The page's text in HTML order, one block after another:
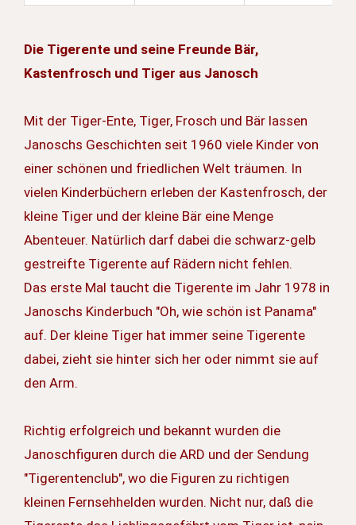
Die Tigerente und seine Freunde Bär,
Kastenfrosch und Tiger aus Janosch
Mit der Tiger-Ente, Tiger, Frosch und Bär lassen
Janoschs Geschichten seit 1960 viele Kinder von
einer schönen und friedlichen Welt träumen. In
vielen Kinderbüchern erleben der Kastenfrosch, der
kleine Tiger und der kleine Bär eine Menge
Abenteuer. Natürlich darf dabei die schwarz-gelb
gestreifte Tigerente auf Rädern nicht fehlen.
Das erste Mal taucht die Tigerente im Jahr 1978 in
Janoschs Kinderbuch "Oh, wie schön ist Panama"
auf. Der kleine Tiger hat immer seine Tigerente
dabei, zieht sie hinter sich her oder nimmt sie auf
den Arm.
Richtig erfolgreich und bekannt wurden die
Janoschfiguren durch die ARD und der Sendung
"Tigerentenclub", wo die Figuren zu richtigen
kleinen Fernsehhelden wurden. Nicht nur, daß die